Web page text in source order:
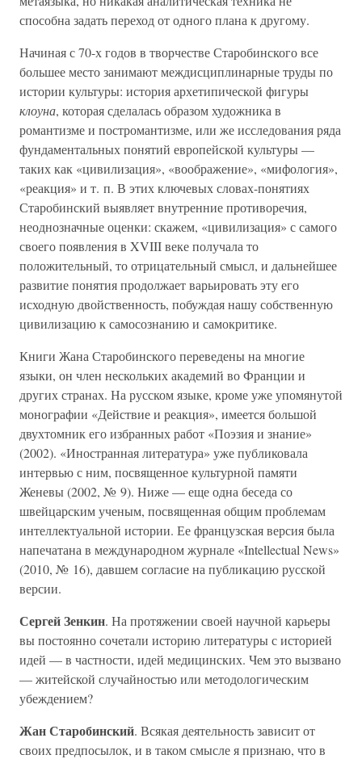
способна задать переход от одного плана к другому.
Начиная с 70-х годов в творчестве Старобинского все
большее место занимают междисциплинарные труды по
истории культуры: история архетипической фигуры
клоуна, которая сделалась образом художника в
романтизме и постромантизме, или же исследования ряда
фундаментальных понятий европейской культуры —
таких как «цивилизация», «воображение», «мифология»,
«реакция» и т. п. В этих ключевых словах-понятиях
Старобинский выявляет внутренние противоречия,
неоднозначные оценки: скажем, «цивилизация» с самого
своего появления в XVIII веке получала то
положительный, то отрицательный смысл, и дальнейшее
развитие понятия продолжает варьировать эту его
исходную двойственность, побуждая нашу собственную
цивилизацию к самосознанию и самокритике.
Книги Жана Старобинского переведены на многие
языки, он член нескольких академий во Франции и
других странах. На русском языке, кроме уже упомянутой
монографии «Действие и реакция», имеется большой
двухтомник его избранных работ «Поэзия и знание»
(2002). «Иностранная литература» уже публиковала
интервью с ним, посвященное культурной памяти
Женевы (2002, № 9). Ниже — еще одна беседа со
швейцарским ученым, посвященная общим проблемам
интеллектуальной истории. Ее французская версия была
напечатана в международном журнале «Intellectual News»
(2010, № 16), давшем согласие на публикацию русской
версии.
Сергей Зенкин. На протяжении своей научной карьеры
вы постоянно сочетали историю литературы с историей
идей — в частности, идей медицинских. Чем это вызвано
— житейской случайностью или методологическим
убеждением?
Жан Старобинский. Всякая деятельность зависит от
своих предпосылок, и в таком смысле я признаю, что в